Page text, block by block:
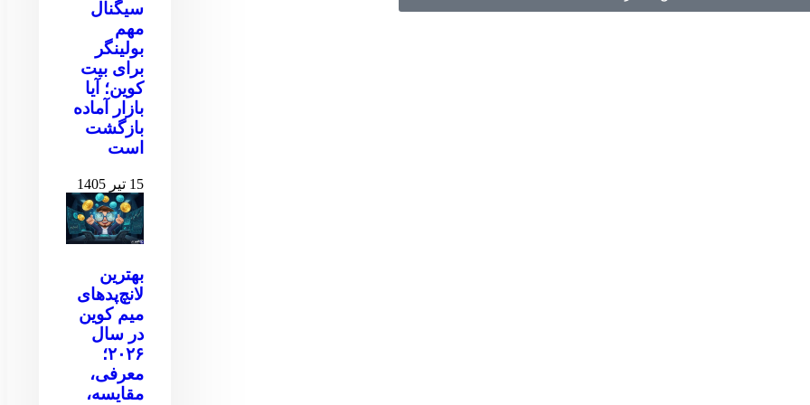
سیگنال
مهم
بولینگر
برای بیت
کوین‌‌؛ آیا
بازار آماده
بازگشت
است
15 تیر 1405
بهترین
لانچ‌پدهای
میم کوین
در سال
۲۰۲۶؛
معرفی،
مقایسه،